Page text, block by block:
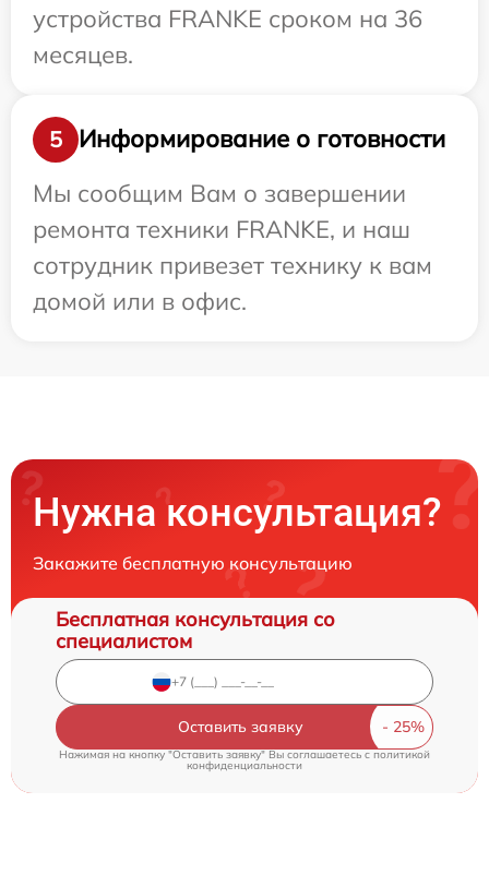
устройства FRANKE сроком на 36
месяцев.
5
Информирование о готовности
Мы сообщим Вам о завершении
ремонта техники FRANKE, и наш
сотрудник привезет технику к вам
домой или в офис.
Нужна консультация?
Закажите бесплатную консультацию
Бесплатная консультация со
специалистом
Оставить заявку
Нажимая на кнопку "Оставить заявку" Вы соглашаетесь cполитикой
конфиденциальности